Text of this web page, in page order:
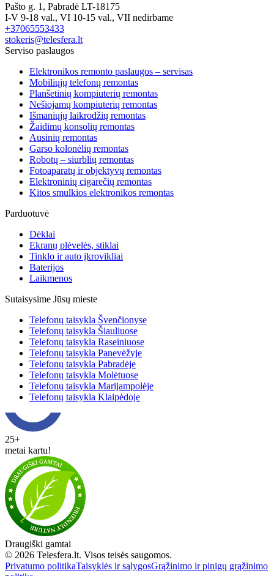
Pašto g. 1, Pabradė LT-18175
I-V 9-18 val., VI 10-15 val., VII nedirbame
+37065553433
stokeris@telesfera.lt
Serviso paslaugos
Elektronikos remonto paslaugos – servisas
Mobiliųjų telefonų remontas
Planšetinių kompiuterių remontas
Nešiojamų kompiuterių remontas
Išmaniųjų laikrodžių remontas
Žaidimų konsolių remontas
Ausinių remontas
Garso kolonėlių remontas
Robotų – siurblių remontas
Fotoaparatų ir objektyvų remontas
Elektroninių cigarečių remontas
Kitos smulkios elektronikos remontas
Parduotuvė
Dėklai
Ekranų plėvelės, stiklai
Tinklo ir auto įkrovikliai
Baterijos
Laikmenos
Sutaisysime Jūsų mieste
Telefonų taisykla Švenčionyse
Telefonų taisykla Šiauliuose
Telefonų taisykla Raseiniuose
Telefonų taisykla Panevėžyje
Telefonų taisykla Pabradėje
Telefonų taisykla Molėtuose
Telefonų taisykla Marijampolėje
Telefonų taisykla Klaipėdoje
25+
metai kartu!
Draugiški gamtai
© 2026 Telesfera.lt. Visos teisės saugomos.
Privatumo politikaTaisyklės ir sąlygosGrąžinimo ir pinigų grąžinimo